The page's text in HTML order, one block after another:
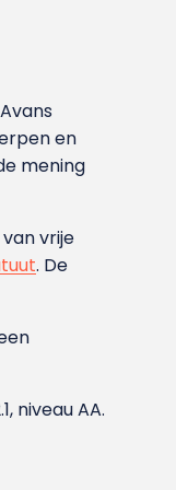
en
mening
vrije
. De
niveau AA.